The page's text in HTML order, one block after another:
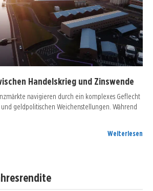
Handelskrieg und Zinswende
navigieren durch ein komplexes Geflecht
und geldpolitischen Weichenstellungen. Während
Weiterlesen